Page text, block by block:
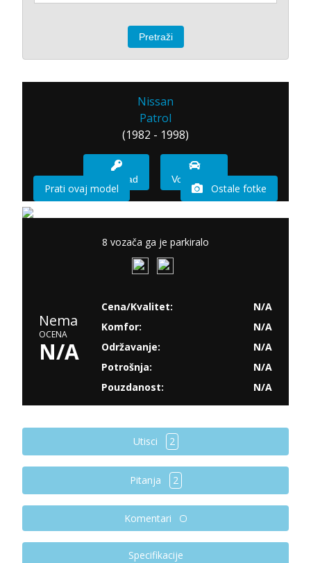
Nissan
Patrol
(1982 - 1998)
Imam sad Vozio sam
Prati ovaj model Ostale fotke
8 vozača ga je parkiralo
Nema
OCENA
N/A
Cena/Kvalitet:
N/A
Komfor:
N/A
Održavanje:
N/A
Potrošnja:
N/A
Pouzdanost:
N/A
Utisci 2
Pitanja 2
Komentari
Specifikacije